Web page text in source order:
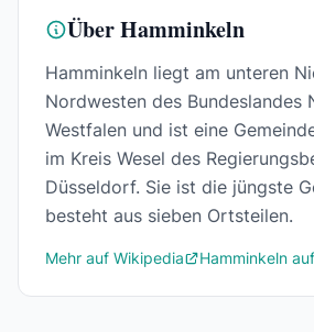
Über Hamminkeln
Hamminkeln liegt am unteren
Nordwesten des Bundeslandes
Westfalen und ist eine
im Kreis Wesel des
Düsseldorf. Sie ist die jüngste
besteht aus sieben Ortsteilen.
Mehr auf Wikipedia Hamminkeln